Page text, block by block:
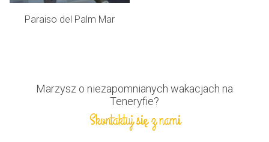
Paraiso del Palm Mar
Marzysz o niezapomnianych wakacjach na
Teneryfie?
Skontaktuj się z nami